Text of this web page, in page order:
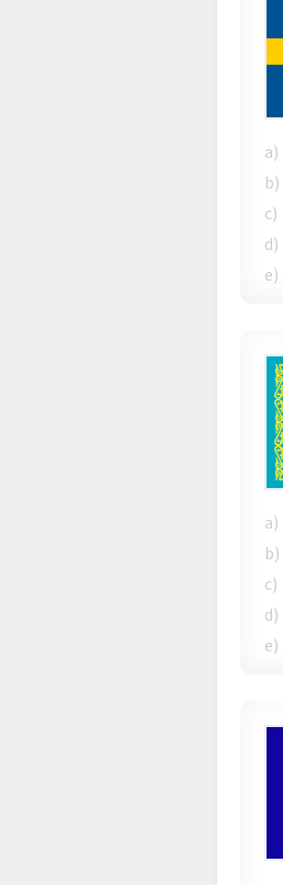
a)
b)
c)
d)
e)
a)
b)
c)
d)
e)